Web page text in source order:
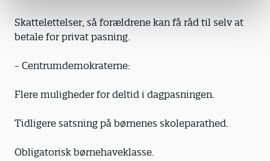
Skattelettelser, så forældrene kan få råd til selv at
betale for privat pasning.
- Centrumdemokraterne:
Flere muligheder for deltid i dagpasningen.
Tidligere satsning på børnenes skoleparathed.
Obligatorisk børnehaveklasse.